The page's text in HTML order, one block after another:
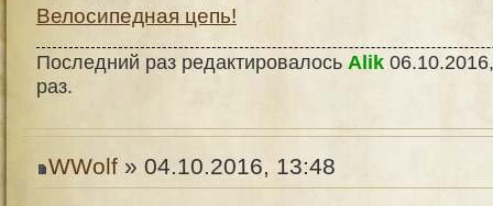
Велосипедная цепь!
Последний раз редактировалось Alik
раз.
WWolf » 04.10.2016, 13:48